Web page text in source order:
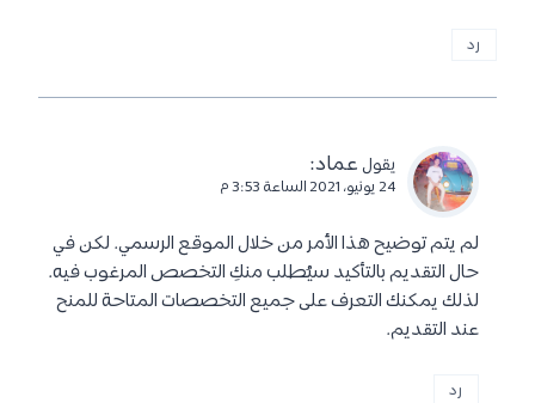
رد
يقول عماد:
24 يونيو، 2021 الساعة 3:53 م
لم يتم توضيح هذا الأمر من خلال الموقع الرسمي. لكن في
حال التقديم بالتأكيد سيُطلب منكِ التخصص المرغوب فيه.
لذلك يمكنك التعرف على جميع التخصصات المتاحة للمنح
عند التقديم.
رد